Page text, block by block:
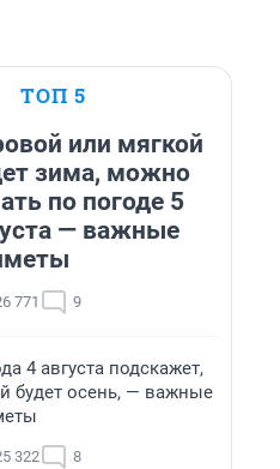
ТОП 5
или мягкой
зима, можно
по погоде 5
— важные
771 9
4 августа подскажет,
будет осень, — важные
322 8